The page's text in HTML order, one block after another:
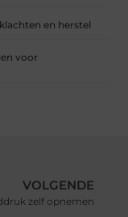
en herstel
voor
VOLGENDE
zelf opnemen